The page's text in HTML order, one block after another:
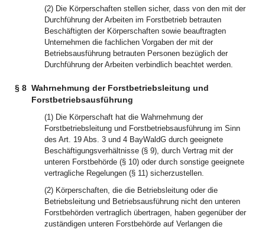
(2) Die Körperschaften stellen sicher, dass von den mit der
Durchführung der Arbeiten im Forstbetrieb betrauten
Beschäftigten der Körperschaften sowie beauftragten
Unternehmen die fachlichen Vorgaben der mit der
Betriebsausführung betrauten Personen bezüglich der
Durchführung der Arbeiten verbindlich beachtet werden.
§ 8 Wahrnehmung der Forstbetriebsleitung und
Forstbetriebsausführung
(1) Die Körperschaft hat die Wahrnehmung der
Forstbetriebsleitung und Forstbetriebsausführung im Sinn
des Art. 19 Abs. 3 und 4 BayWaldG durch geeignete
Beschäftigungsverhältnisse (§ 9), durch Vertrag mit der
unteren Forstbehörde (§ 10) oder durch sonstige geeignete
vertragliche Regelungen (§ 11) sicherzustellen.
(2) Körperschaften, die die Betriebsleitung oder die
Betriebsleitung und Betriebsausführung nicht den unteren
Forstbehörden vertraglich übertragen, haben gegenüber der
zuständigen unteren Forstbehörde auf Verlangen die